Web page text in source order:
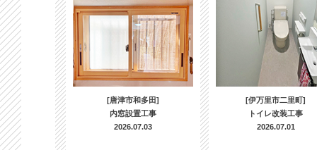
[唐津市和多田]
内窓設置工事
2026.07.03
[伊万里市二里町]
トイレ改装工事
2026.07.01